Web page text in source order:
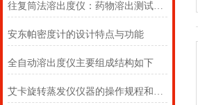
往复筒法溶出度仪：药物溶出测试的精密利器
安东帕密度计的设计特点与功能
全自动溶出度仪主要组成结构如下
艾卡旋转蒸发仪仪器的操作规程和搬运要求